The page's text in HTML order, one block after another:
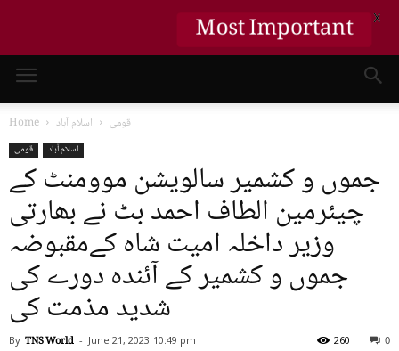
Home قومی اسلام آباد
قومی اسلام آباد
جموں و کشمیر سالویشن موومنٹ کے
چیئرمین الطاف احمد بٹ نے بھارتی
وزیر داخلہ امیت شاہ کےمقبوضہ
جموں و کشمیر کے آئندہ دورے کی
شدید مذمت کی
By TNS World - June 21, 2023 10:49 pm 0
260
Most Important X